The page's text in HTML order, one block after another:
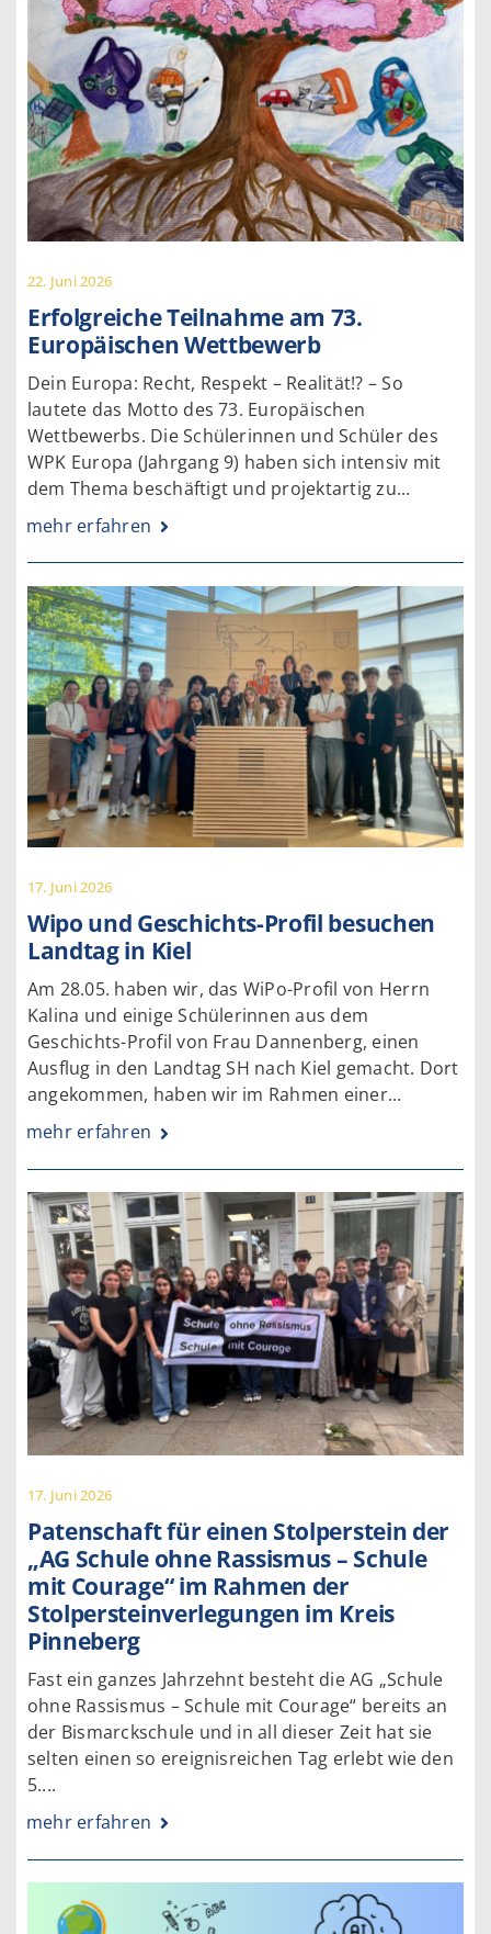
22. Juni 2026
Erfolgreiche Teilnahme am 73.
Europäischen Wettbewerb
Dein Europa: Recht, Respekt – Realität!? – So
lautete das Motto des 73. Europäischen
Wettbewerbs. Die Schülerinnen und Schüler des
WPK Europa (Jahrgang 9) haben sich intensiv mit
dem Thema beschäftigt und projektartig zu...
mehr erfahren
17. Juni 2026
Wipo und Geschichts-Profil besuchen
Landtag in Kiel
Am 28.05. haben wir, das WiPo-Profil von Herrn
Kalina und einige Schülerinnen aus dem
Geschichts-Profil von Frau Dannenberg, einen
Ausflug in den Landtag SH nach Kiel gemacht. Dort
angekommen, haben wir im Rahmen einer...
mehr erfahren
17. Juni 2026
Patenschaft für einen Stolperstein der
„AG Schule ohne Rassismus – Schule
mit Courage“ im Rahmen der
Stolpersteinverlegungen im Kreis
Pinneberg
Fast ein ganzes Jahrzehnt besteht die AG „Schule
ohne Rassismus – Schule mit Courage“ bereits an
der Bismarckschule und in all dieser Zeit hat sie
selten einen so ereignisreichen Tag erlebt wie den
5....
mehr erfahren